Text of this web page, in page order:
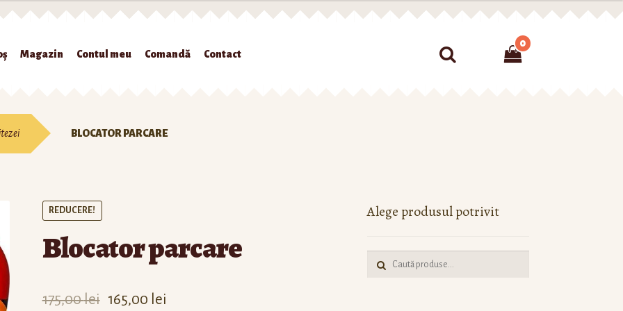
Magazin Contul meu Comandă Contact
0
BLOCATOR PARCARE
REDUCERE!
Blocator parcare
175,00lei 165,00 lei
Alege produsul potrivit
Caută: